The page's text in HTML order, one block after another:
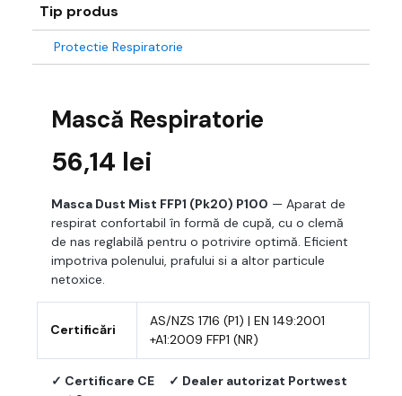
Tip produs
Protectie Respiratorie
Mască Respiratorie
56,14 lei
Masca Dust Mist FFP1 (Pk20) P100 — Aparat de
respirat confortabil în formă de cupă, cu o clemă
de nas reglabilă pentru o potrivire optimă. Eficient
impotriva polenului, prafului si a altor particule
netoxice.
Certificări
AS/NZS 1716 (P1) | EN 149:2001
+A1:2009 FFP1 (NR)
✓ Certificare CE
✓ Dealer autorizat Portwest